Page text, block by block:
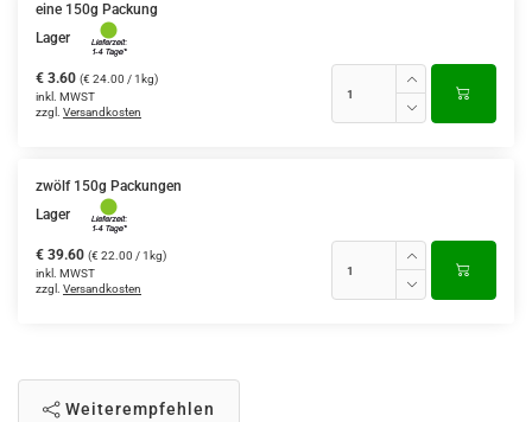
eine 150g Packung
Lager
€ 3.60 (€ 24.00 / 1kg)
inkl. MWST
zzgl. Versandkosten
zwölf 150g Packungen
Lager
€ 39.60 (€ 22.00 / 1kg)
inkl. MWST
zzgl. Versandkosten
Weiterempfehlen